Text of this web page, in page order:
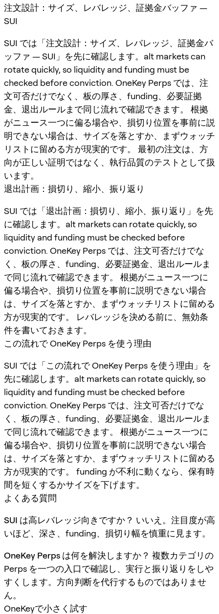
注文設計：サイズ、レバレッジ、証拠金バッファ —
SUI
SUI では「注文設計：サイズ、レバレッジ、証拠金バ
ッファ — SUI」を先に確認します。alt markets can
rotate quickly, so liquidity and funding must be
checked before conviction. OneKey Perps では、注
文可否だけでなく、板の厚さ、funding、必要証拠
金、退出ルールまで同じ流れで確認できます。 根拠
がニュース一つに偏る場合や、損切り位置を事前に説
明できない場合は、サイズを落とすか、まずウォッチ
リストに留める方が現実的です。 最初の注文は、方
向が正しい証明ではなく、執行品質のテストとして扱
います。
退出計画：損切り、縮小、振り返り
SUI では「退出計画：損切り、縮小、振り返り」を先
に確認します。alt markets can rotate quickly, so
liquidity and funding must be checked before
conviction. OneKey Perps では、注文可否だけでな
く、板の厚さ、funding、必要証拠金、退出ルールま
で同じ流れで確認できます。 根拠がニュース一つに
偏る場合や、損切り位置を事前に説明できない場合
は、サイズを落とすか、まずウォッチリストに留める
方が現実的です。 レバレッジを決める前に、無効条
件を書いておきます。
この流れで OneKey Perps を使う理由
SUI では「この流れで OneKey Perps を使う理由」を
先に確認します。alt markets can rotate quickly, so
liquidity and funding must be checked before
conviction. OneKey Perps では、注文可否だけでな
く、板の厚さ、funding、必要証拠金、退出ルールま
で同じ流れで確認できます。 根拠がニュース一つに
偏る場合や、損切り位置を事前に説明できない場合
は、サイズを落とすか、まずウォッチリストに留める
方が現実的です。 funding が不利に動くなら、保有時
間を短くするかサイズを下げます。
よくある質問
SUI は高レバレッジ向きですか？ いいえ。注目度が高
いほど、深さ、funding、損切り幅を慎重に見ます。
OneKey Perps は何を解決しますか？ 複数カテゴリの
Perps を一つの入口で確認し、実行と振り返りをしや
すくします。方向判断を代行するものではありませ
ん。
OneKeyで小さく試す